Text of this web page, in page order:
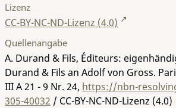
Lizenz
CC-BY-NC-ND-Lizenz (4.0)
Quellenangabe
A. Durand & Fils, Éditeurs:
Durand & Fils an Adolf von Gross.
III A 21 - 9 Nr. 24, https://nbn-
305-40032 / CC-BY-NC-ND-Lizenz (4.0)